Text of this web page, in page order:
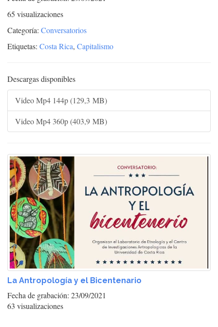
65 visualizaciones
Categoría: Conversatorios
Etiquetas: Costa Rica, Capitalismo
Descargas disponibles
Video Mp4 144p (129,3 MB)
Video Mp4 360p (403,9 MB)
La Antropología y el Bicentenario
Fecha de grabación: 23/09/2021
63 visualizaciones